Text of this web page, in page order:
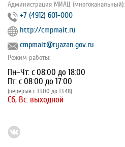
Администрация МИАЦ (многоканальный):
+7 (4912) 601-000
http://cmpmait.ru
cmpmait@ryazan.gov.ru
Режим работы:
Пн–Чт: с 08:00 до 18:00
Пт: с 08:00 до 17:00
(перерыв с 13:00 до 13:48)
Сб, Вс: выходной